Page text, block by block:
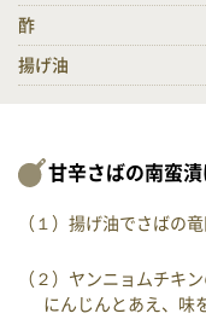
酢
揚げ油
甘辛さばの南蛮
（１）揚げ油でさばの
（２）ヤンニョムチキ
にんじんとあえ、味